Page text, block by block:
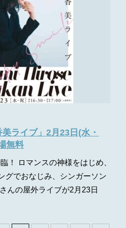
ライブ」2月23日(水・
無料
！ ロマンスの神様をはじめ、
グでおなじみ、シンガーソン
んの屋外ライブが2月23日